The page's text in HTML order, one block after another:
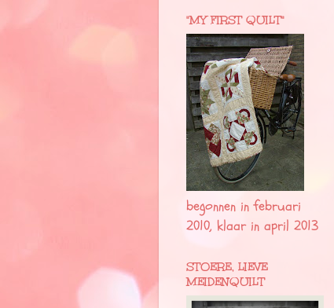
"MY FIRST QUILT"
begonnen in februari
2010, klaar in april 2013
STOERE, LIEVE
MEIDENQUILT